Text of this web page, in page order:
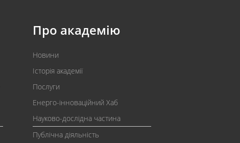
Про академію
Новини
Історія академії
Послуги
Енерго-інноваційний Хаб
Науково-дослідна частина
Публічна діяльність